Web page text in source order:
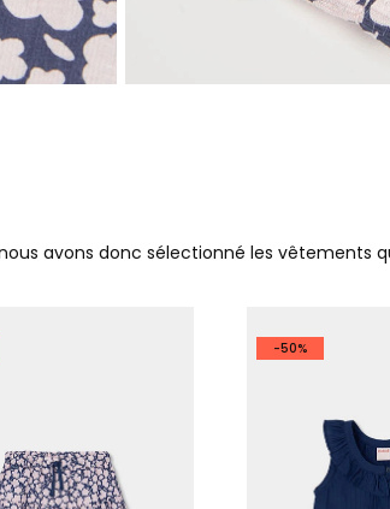
avons donc sélectionné les vêtements
-50%